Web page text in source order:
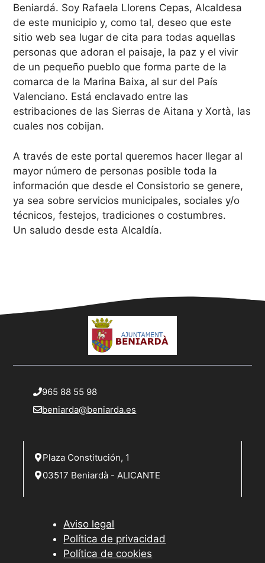
Beniardá. Soy Rafaela Llorens Cepas, Alcaldesa
de este municipio y, como tal, deseo que este
sitio web sea lugar de cita para todas aquellas
personas que adoran el paisaje, la paz y el vivir
de un pequeño pueblo que forma parte de la
comarca de la Marina Baixa, al sur del País
Valenciano. Está enclavado entre las
estribaciones de las Sierras de Aitana y Xortà, las
cuales nos cobijan.
A través de este portal queremos hacer llegar al
mayor número de personas posible toda la
información que desde el Consistorio se genere,
ya sea sobre servicios municipales, sociales y/o
técnicos, festejos, tradiciones o costumbres.
Un saludo desde esta Alcaldía.
965 88 55 98
beniarda@beniarda.es
Plaza Constitución, 1
03517 Beniardà - ALICANTE
Aviso legal
Política de privacidad
Política de cookies